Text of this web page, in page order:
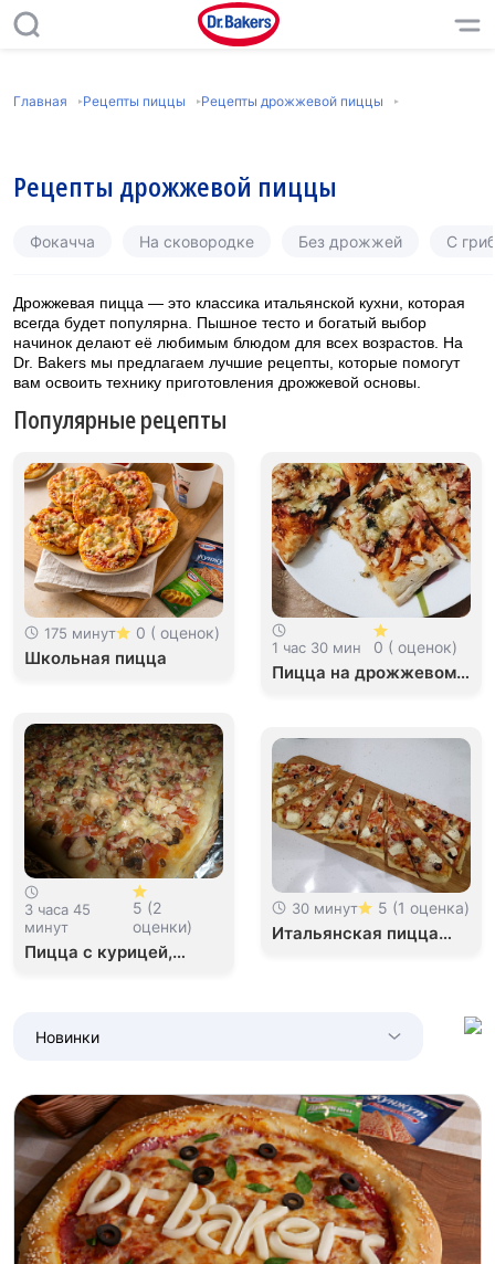
Главная Рецепты пиццы Рецепты дрожжевой пиццы
Рецепты дрожжевой пиццы
Фокачча На сковородке Без дрожжей С
Дрожжевая пицца — это классика итальянской кухни, которая
всегда будет популярна. Пышное тесто и богатый выбор
начинок делают её любимым блюдом для всех возрастов. На
Dr. Bakers мы предлагаем лучшие рецепты, которые помогут
вам освоить технику приготовления дрожжевой основы.
Популярные рецепты
175 минут 0 ( оценок)
Школьная пицца
3 часа 45
минут
5 (2
оценки)
Пицца с курицей,
1 час 30 мин 0 ( оценок)
Пицца на дрожжевом
30 минут 5 (1 оценка)
Итальянская пицца
Новинки